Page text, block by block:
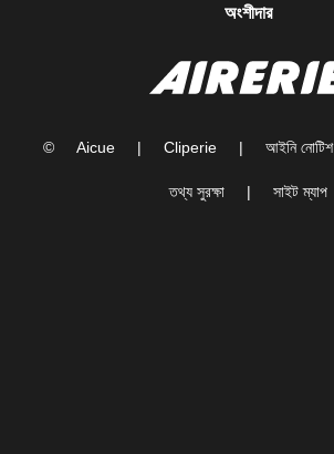
অংশীদার
© Aicue | Cliperie | আইনি নোটিশ
তথ্য সুরক্ষা | সাইট ম্যাপ